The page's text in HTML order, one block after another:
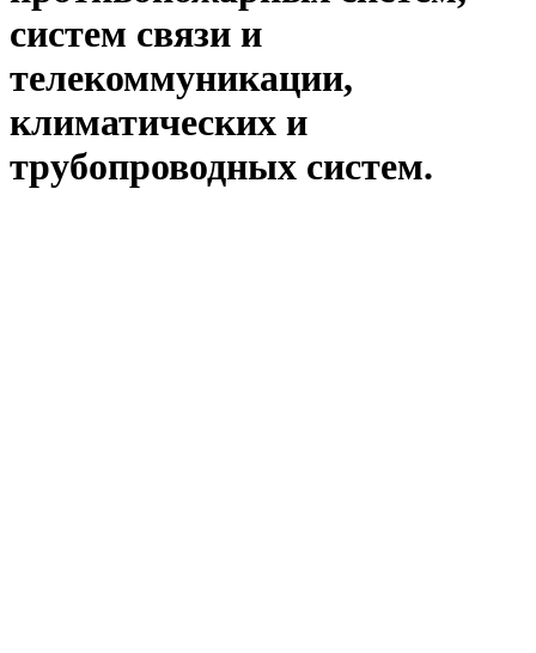
систем связи и
телекоммуникации,
климатических и
трубопроводных систем.